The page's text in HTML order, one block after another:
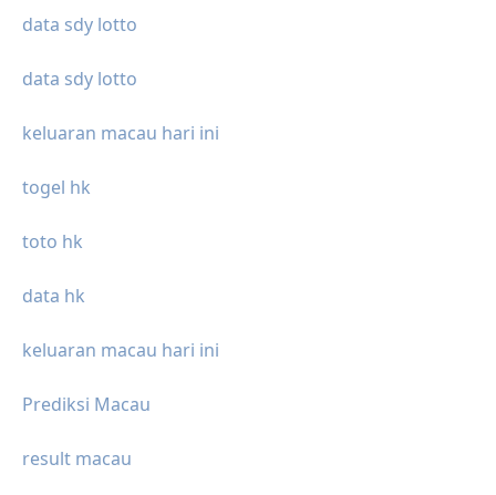
data sdy lotto
data sdy lotto
keluaran macau hari ini
togel hk
toto hk
data hk
keluaran macau hari ini
Prediksi Macau
result macau